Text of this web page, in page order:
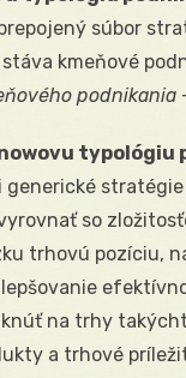
súbor
kmeňové
podnikania
generické
so
trhovú pozíciu,
na trhy
a trhové